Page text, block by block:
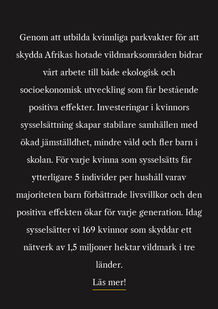
Genom att utbilda kvinnliga parkvakter för att
skydda Afrikas hotade vildmarksområden bidrar
vårt arbete till både ekologisk och
socioekonomisk utveckling som får bestående
positiva effekter. Investeringar i kvinnors
sysselsättning skapar stabilare samhällen med
ökad jämställdhet, mindre våld och fler barn i
skolan. För varje kvinna som sysselsätts får
ytterligare 5 individer per hushåll varav
majoriteten barn förbättrade livsvillkor och den
positiva effekten ökar för varje generation. Idag
sysselsätter vi 169 kvinnor som skyddar ett
nätverk av 1,5 miljoner hektar vildmark i tre
länder.
Läs mer!